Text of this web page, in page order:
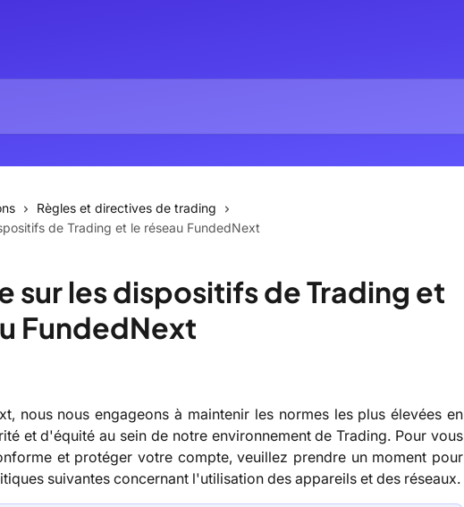
Règles et directives de trading
de Trading et le réseau FundedNext
sur les dispositifs de Trading et
FundedNext
nous nous engageons à maintenir les normes les plus élevées en
et d'équité au sein de notre environnement de Trading. Pour vous
et protéger votre compte, veuillez prendre un moment pour
suivantes concernant l'utilisation des appareils et des réseaux.